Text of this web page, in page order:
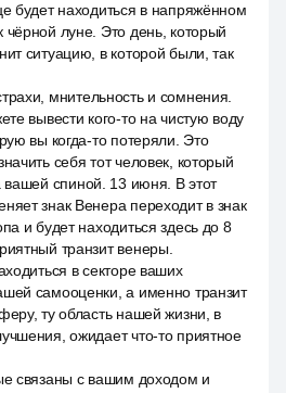
будет находиться в напряжённом
луне. Это день, который
ситуацию, в которой были, так
мнительность и сомнения.
вывести кого-то на чистую воду
вы когда-то потеряли. Это
себя тот человек, который
вашей спиной. 13 июня. В этот
знак Венера переходит в знак
и будет находиться здесь до 8
транзит венеры.
в секторе ваших
самооценки, а именно транзит
ту область нашей жизни, в
ожидает что-то приятное
связаны с вашим доходом и